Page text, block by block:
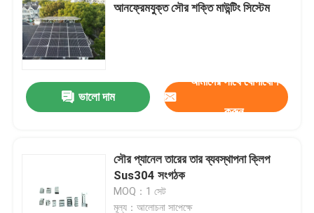
ভিডিও
আনফ্রেমযুক্ত সৌর শক্তি মাউন্টিং সিস্টেম
ভালো দাম
আমাদের সাথে যোগাযোগ
করুন
সৌর প্যানেল তারের তার ব্যবস্থাপনা ক্লিপ
Sus304 সংগঠক
MOQ：1 সেট
মূল্য：আলোচনা সাপেক্ষে